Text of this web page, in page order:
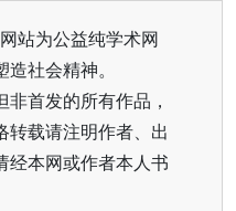
站为公益纯学术网
社会精神。
首发的所有作品，
转载请注明作者、出
经本网或作者本人书